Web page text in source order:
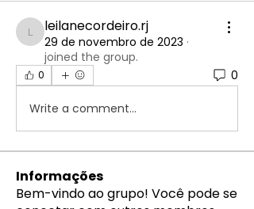
leilanecordeiro.rj
leilanecordeiro.rj
29 de novembro de 2023 ·
joined the group.
0 0
Write a comment...
Informações
Bem-vindo ao grupo! Você pode se